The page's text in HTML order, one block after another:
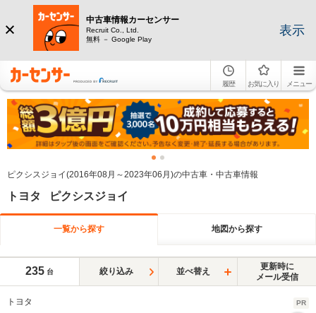
中古車情報カーセンサー
Recruit Co., Ltd.
無料 － Google Play
表示
履歴 お気に入り メニュー
ピクシスジョイ(2016年08月～2023年06月)の中古車・中古車情報
トヨタ ピクシスジョイ
一覧から探す 地図から探す
235 台 絞り込み 並べ替え
更新時に
メール受信
トヨタ PR